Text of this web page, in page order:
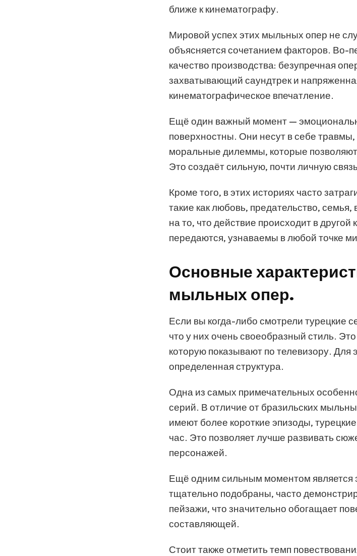
ближе к кинематографу.
Мировой успех этих мыльных опер не
объясняется сочетанием факторов. Во-
качество производства: безупречная
захватывающий саундтрек и
кинематографическое впечатление.
Ещё один важный момент —
поверхностны. Они несут в себе
моральные дилеммы, которые
Это создаёт сильную, почти личную
Кроме того, в этих историях часто
такие как любовь, предательство,
на то, что действие происходит в другой
передаются, узнаваемы в любой точке
Основные
мыльных опер.
Если вы когда-либо смотрели турецкие
что у них очень своеобразный стиль.
которую показывают по телевизору. Для
определенная структура.
Одна из самых примечательных
серий. В отличие от бразильских
имеют более короткие эпизоды,
час. Это позволяет лучше развивать
персонажей.
Ещё одним сильным моментом является
тщательно подобраны, часто
пейзажи, что значительно обогащает
составляющей.
Стоит также отметить темп